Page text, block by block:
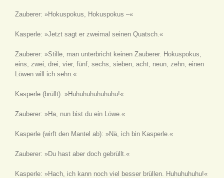
Zauberer: »Hokuspokus, Hokuspokus –«
Kasperle: »Jetzt sagt er zweimal seinen Quatsch.«
Zauberer: »Stille, man unterbricht keinen Zauberer. Hokuspokus,
eins, zwei, drei, vier, fünf, sechs, sieben, acht, neun, zehn, einen
Löwen will ich sehn.«
Kasperle (brüllt): »Huhuhuhuhuhuhu!«
Zauberer: »Ha, nun bist du ein Löwe.«
Kasperle (wirft den Mantel ab): »Nä, ich bin Kasperle.«
Zauberer: »Du hast aber doch gebrüllt.«
Kasperle: »Hach, ich kann noch viel besser brüllen. Huhuhuhuhu!«